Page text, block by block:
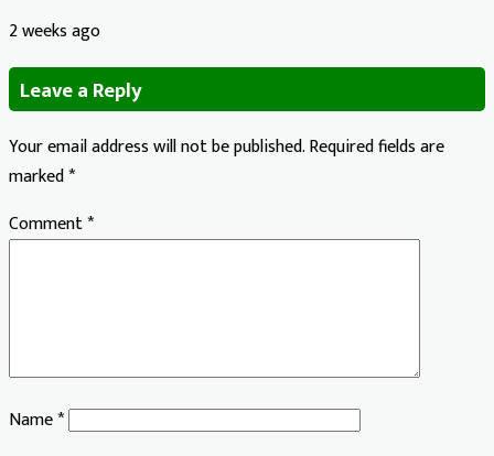
2 weeks ago
Leave a Reply
Your email address will not be published.Required fields are
marked*
Comment*
Name*